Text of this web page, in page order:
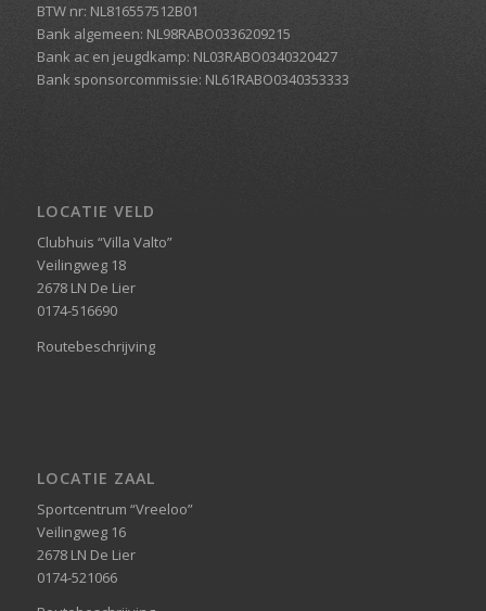
BTW nr: NL816557512B01
Bank algemeen: NL98RABO0336209215
Bank ac en jeugdkamp: NL03RABO0340320427
Bank sponsorcommissie: NL61RABO0340353333
LOCATIE VELD
Clubhuis “Villa Valto”
Veilingweg 18
2678 LN De Lier
0174-516690
Routebeschrijving
LOCATIE ZAAL
Sportcentrum “Vreeloo”
Veilingweg 16
2678 LN De Lier
0174-521066